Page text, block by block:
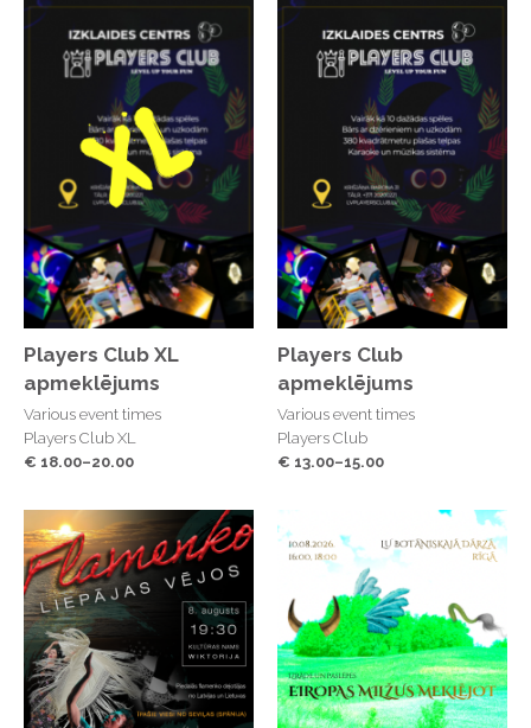
Players Club XL
apmeklējums
Various event times
Players Club XL
€ 18.00–20.00
Players Club
apmeklējums
Various event times
Players Club
€ 13.00–15.00